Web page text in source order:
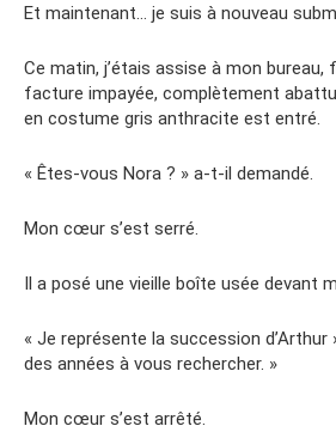
Et maintenant… je suis à nouveau
Ce matin, j’étais assise à mon bureau,
facture impayée, complètement
en costume gris anthracite est entré.
« Êtes-vous Nora ? » a-t-il demandé.
Mon cœur s’est serré.
Il a posé une vieille boîte usée devant
« Je représente la succession d’Arthur
des années à vous rechercher. »
Mon cœur s’est arrêté.